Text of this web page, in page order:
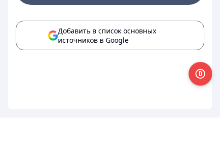
Добавить в список основных
источников в Google